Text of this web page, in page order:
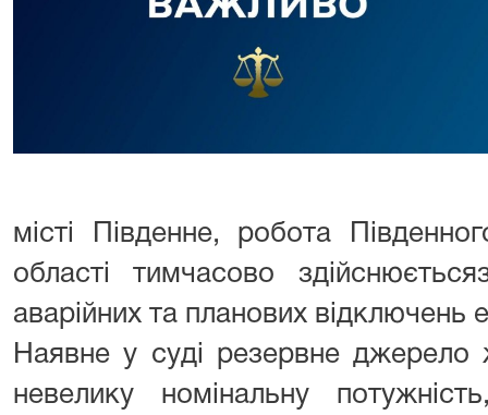
місті Південне, робота
області тимчасово
аварійних та планових відключень
Наявне у суді резервне джерело
невелику номінальну